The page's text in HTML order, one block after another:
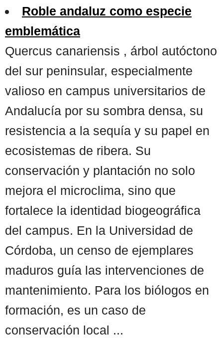
Roble andaluz como especie
emblemática
Quercus canariensis , árbol autóctono
del sur peninsular, especialmente
valioso en campus universitarios de
Andalucía por su sombra densa, su
resistencia a la sequía y su papel en
ecosistemas de ribera. Su
conservación y plantación no solo
mejora el microclima, sino que
fortalece la identidad biogeográfica
del campus. En la Universidad de
Córdoba, un censo de ejemplares
maduros guía las intervenciones de
mantenimiento. Para los biólogos en
formación, es un caso de
conservación local ...